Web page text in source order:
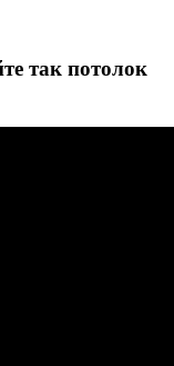
так потолок